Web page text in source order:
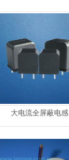
大电流全屏蔽电感